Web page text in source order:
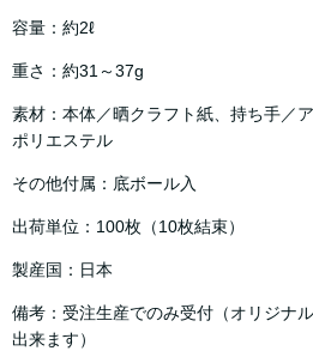
容量：約2ℓ
重さ：約31～37g
素材：本体／晒クラフト紙、持ち手／
ポリエステル
その他付属：底ボール入
出荷単位：100枚（10枚結束）
製産国：日本
備考：受注生産でのみ受付（オリジナ
出来ます）